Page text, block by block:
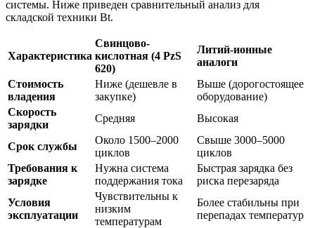
системы. Ниже приведен сравнительный анализ для
складской техники Bt.
Характеристика
Свинцово-
кислотная (4 PzS
620)
Литий-ионные
аналоги
Стоимость
владения
Ниже (дешевле в
закупке)
Выше (дорогостоящее
оборудование)
Скорость
зарядки
Средняя Высокая
Срок службы
Около 1500–2000
циклов
Свыше 3000–5000
циклов
Требования к
зарядке
Нужна система
поддержания тока
Быстрая зарядка без
риска перезаряда
Условия
эксплуатации
Чувствительны к
низким
температурам
Более стабильны при
перепадах температур